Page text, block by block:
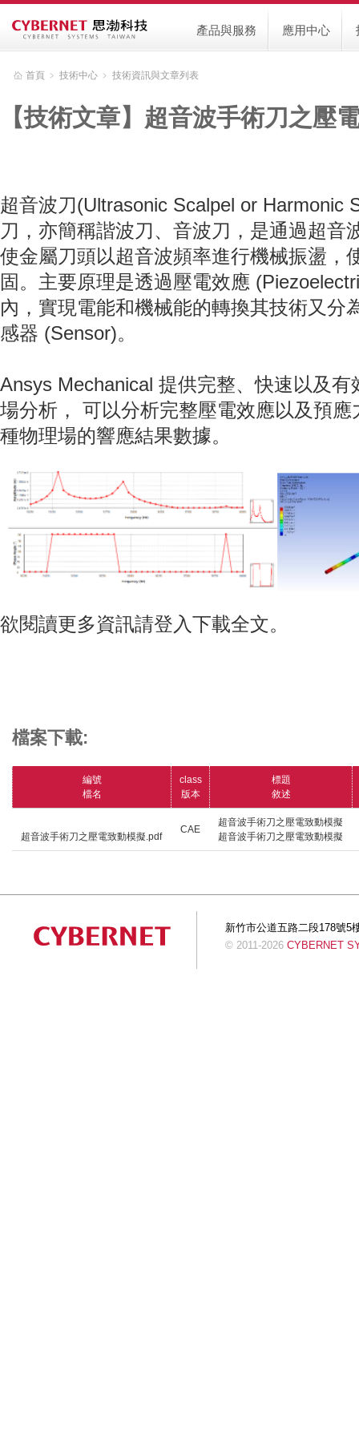
應用中心
產品與服務
首頁 ﹥ 技術中心 ﹥ 技術資訊與文章列表
【技術文章】超音波手術刀之壓
超音波刀(Ultrasonic Scalpel or Harmonic
刀，亦簡稱諧波刀、音波刀，是通過超音
使金屬刀頭以超音波頻率進行機械振盪，
固。主要原理是透過壓電效應
內，實現電能和機械能的轉換其技術又分
感器 (Sensor)。
Ansys Mechanical 提供完整、快速以及
場分析， 可以分析完整壓電效應以及預
種物理場的響應結果數據。
欲閱讀更多資訊請登入下載全文。
檔案下載:
編號
檔名
class
版本
標題
敘述
超音波手術刀之壓電致動模擬.pdf
CAE
超音波手術刀之壓電致動模擬
超音波手術刀之壓電致動模擬
新竹市公道五路二段178號5
© 2011-2026 CYBERNET